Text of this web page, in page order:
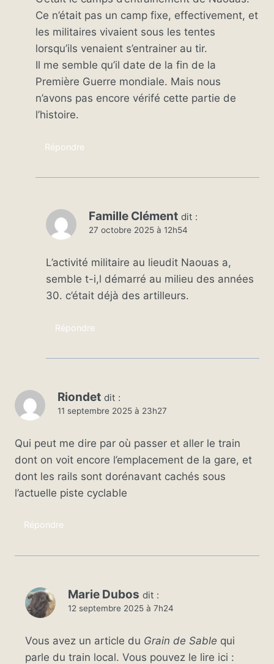
Ce n’était pas un camp fixe, effectivement, et
les militaires vivaient sous les tentes
lorsqu’ils venaient s’entrainer au tir.
Il me semble qu’il date de la fin de la
Première Guerre mondiale. Mais nous
n’avons pas encore vérifé cette partie de
l’histoire.
Répondre
Famille Clément dit :
27 octobre 2025 à 12h54
L’activité militaire au lieudit Naouas a,
semble t-i,l démarré au milieu des années
30. c’était déjà des artilleurs.
Répondre
Riondet dit :
11 septembre 2025 à 23h27
Qui peut me dire par où passer et aller le train
dont on voit encore l’emplacement de la gare, et
dont les rails sont dorénavant cachés sous
l’actuelle piste cyclable
Répondre
Marie Dubos dit :
12 septembre 2025 à 7h24
Vous avez un article du Grain de Sable qui
parle du train local. Vous pouvez le lire ici :